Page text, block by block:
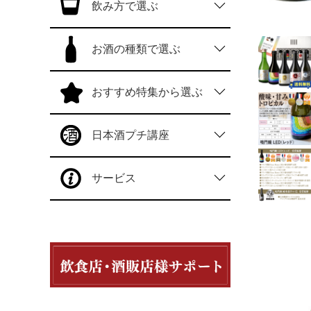
飲み方で選ぶ
お酒の種類で選ぶ
おすすめ特集から選ぶ
日本酒プチ講座
サービス